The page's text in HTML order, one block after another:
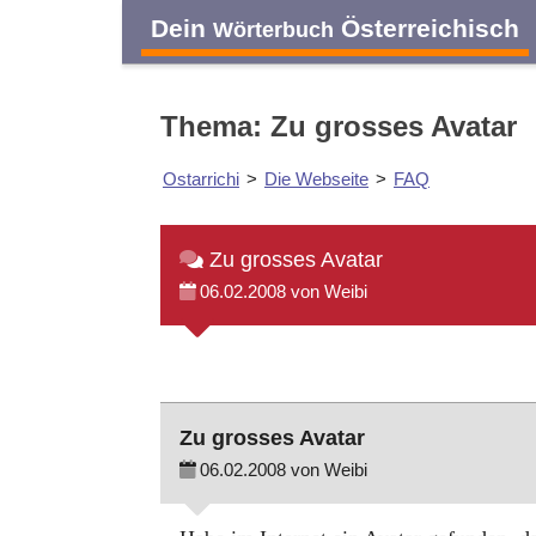
Dein Wörterbuch Österreichisch
Thema: Zu grosses Avatar
Ostarrichi > Die Webseite > FAQ
Zu grosses Avatar
06.02.2008 von Weibi
Zu grosses Avatar
06.02.2008 von Weibi